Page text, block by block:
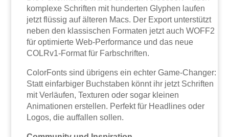
komplexe Schriften mit hunderten Glyphen laufen
jetzt flüssig auf älteren Macs. Der Export unterstützt
neben den klassischen Formaten jetzt auch WOFF2
für optimierte Web-Performance und das neue
COLRv1-Format für Farbschriften.
ColorFonts sind übrigens ein echter Game-Changer:
Statt einfarbiger Buchstaben könnt ihr jetzt Schriften
mit Verläufen, Texturen oder sogar kleinen
Animationen erstellen. Perfekt für Headlines oder
Logos, die auffallen sollen.